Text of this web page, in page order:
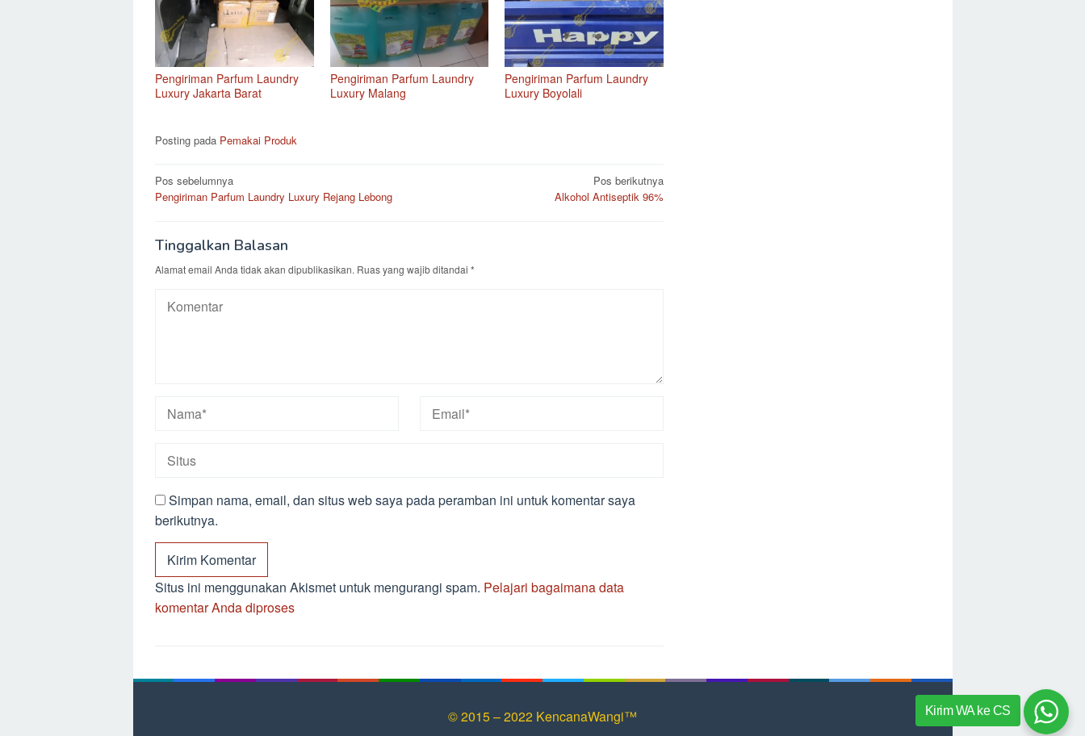
Pengiriman Parfum Laundry
Luxury Jakarta Barat
Pengiriman Parfum Laundry
Luxury Malang
Pengiriman Parfum Laundry
Luxury Boyolali
Posting pada Pemakai Produk
Navigasi
pos
Pos sebelumnya
Pengiriman Parfum Laundry Luxury Rejang Lebong
Pos berikutnya
Alkohol Antiseptik 96%
Tinggalkan Balasan
Alamat email Anda tidak akan dipublikasikan. Ruas yang wajib ditandai *
Simpan nama, email, dan situs web saya pada peramban ini untuk komentar saya
berikutnya.
Situs ini menggunakan Akismet untuk mengurangi spam. Pelajari bagaimana data
komentar Anda diproses
© 2015 – 2022 KencanaWangi™ Kirim WA ke CS